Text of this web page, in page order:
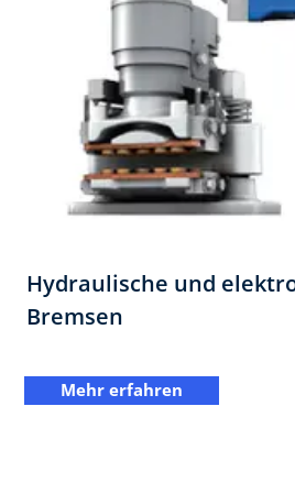
Hydraulische und
Bremsen
Mehr erfahren